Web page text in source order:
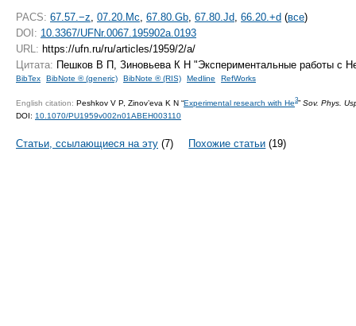
PACS: 67.57.−z, 07.20.Mc, 67.80.Gb, 67.80.Jd, 66.20.+d (все)
DOI: 10.3367/UFNr.0067.195902a.0193
URL: https://ufn.ru/ru/articles/1959/2/a/
Цитата: Пешков В П, Зиновьева К Н "Экспериментальные работы с
BibTex BibNote ® (generic) BibNote ® (RIS) Medline RefWorks
English citation: Peshkov V P, Zinov’eva K N “Experimental research with He3” Sov. Phys.
DOI: 10.1070/PU1959v002n01ABEH003110
Статьи, ссылающиеся на эту (7) Похожие статьи (19)